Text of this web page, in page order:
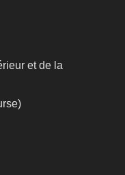
et de la